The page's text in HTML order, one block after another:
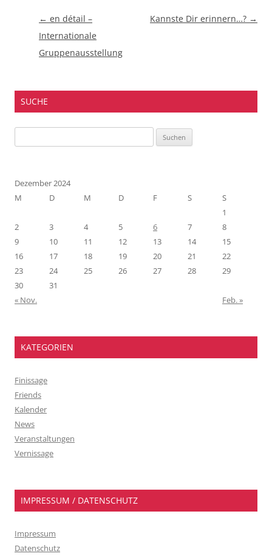
Beitragsnavigation
← en détail –
Internationale
Gruppenausstellung
Kannste Dir erinnern…? →
SUCHE
nach:
Dezember 2024
M
D M D F S
S
1
2
3 4 5 6 7
8
9
10 11 12 13 14
15
16
17 18 19 20 21
22
23
24 25 26 27 28
29
30
31
« Nov.
Feb. »
KATEGORIEN
Finissage
Friends
Kalender
News
Veranstaltungen
Vernissage
IMPRESSUM / DATENSCHUTZ
Impressum
Datenschutz